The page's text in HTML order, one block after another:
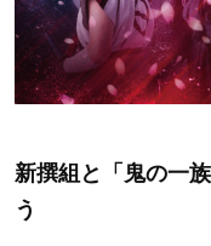
新撰組と「鬼の一
う